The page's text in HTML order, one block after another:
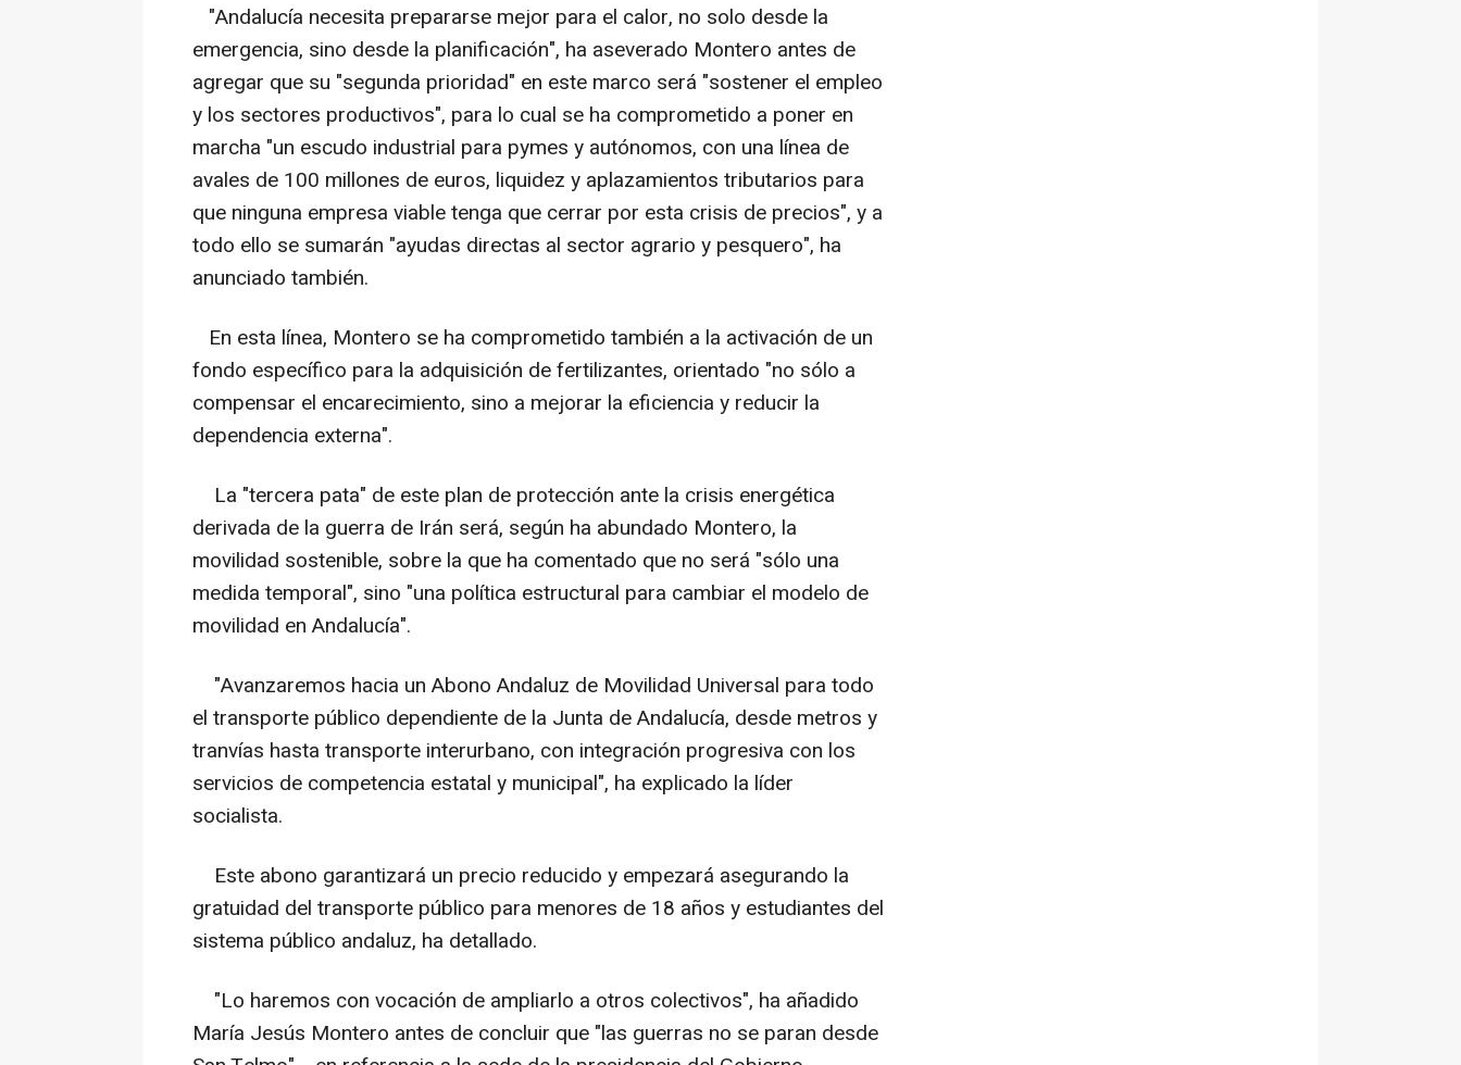
"Andalucía necesita prepararse mejor para el calor, no solo desde la
emergencia, sino desde la planificación", ha aseverado Montero antes de
agregar que su "segunda prioridad" en este marco será "sostener el empleo
y los sectores productivos", para lo cual se ha comprometido a poner en
marcha "un escudo industrial para pymes y autónomos, con una línea de
avales de 100 millones de euros, liquidez y aplazamientos tributarios para
que ninguna empresa viable tenga que cerrar por esta crisis de precios", y a
todo ello se sumarán "ayudas directas al sector agrario y pesquero", ha
anunciado también.
En esta línea, Montero se ha comprometido también a la activación de un
fondo específico para la adquisición de fertilizantes, orientado "no sólo a
compensar el encarecimiento, sino a mejorar la eficiencia y reducir la
dependencia externa".
La "tercera pata" de este plan de protección ante la crisis energética
derivada de la guerra de Irán será, según ha abundado Montero, la
movilidad sostenible, sobre la que ha comentado que no será "sólo una
medida temporal", sino "una política estructural para cambiar el modelo de
movilidad en Andalucía".
"Avanzaremos hacia un Abono Andaluz de Movilidad Universal para todo
el transporte público dependiente de la Junta de Andalucía, desde metros y
tranvías hasta transporte interurbano, con integración progresiva con los
servicios de competencia estatal y municipal", ha explicado la líder
socialista.
Este abono garantizará un precio reducido y empezará asegurando la
gratuidad del transporte público para menores de 18 años y estudiantes del
sistema público andaluz, ha detallado.
"Lo haremos con vocación de ampliarlo a otros colectivos", ha añadido
María Jesús Montero antes de concluir que "las guerras no se paran desde